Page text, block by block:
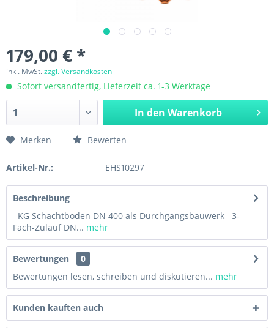
179,00 € *
inkl. MwSt.zzgl. Versandkosten
Sofort versandfertig, Lieferzeit ca. 1-3 Werktage
In den Warenkorb
Merken Bewerten
Artikel-Nr.: EHS10297
Beschreibung
KG Schachtboden DN 400 als Durchgangsbauwerk 3-
Fach-Zulauf DN... mehr
Bewertungen
0
Bewertungen lesen, schreiben und diskutieren... mehr
Kunden kauften auch